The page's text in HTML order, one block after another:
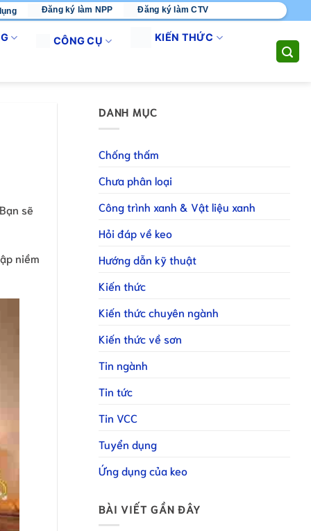
KHÔNG CHỈ BÁN SẢN PHẨM - CHÚNG TÔI CUNG CẤP
Đăng ký làm NPP Đăng ký làm CTV
CÔNG CỤ KIẾN THỨC
sẽ
niềm
DANH MỤC
Chống thấm
Chưa phân loại
Công trình xanh & Vật liệu xanh
Hỏi đáp về keo
Hướng dẫn kỹ thuật
Kiến thức
Kiến thức chuyên ngành
Kiến thức về sơn
Tin ngành
Tin tức
Tin VCC
Tuyển dụng
Ứng dụng của keo
BÀI VIẾT GẦN ĐÂY